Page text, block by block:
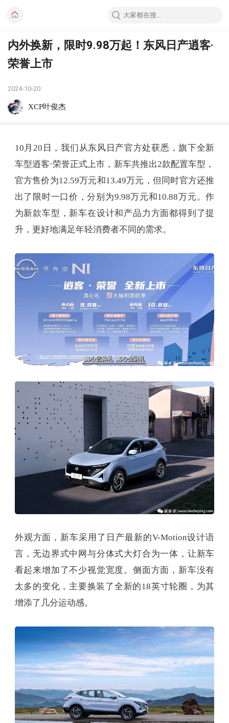
内外换新，限时9.98万起！东风日产逍客·
荣誉上市
2024-10-20
XCP叶俊杰
10月20日，我们从东风日产官方处获悉，旗下全新
车型逍客·荣誉正式上市，新车共推出2款配置车型，
官方售价为12.59万元和13.49万元，但同时官方还推
出了限时一口价，分别为9.98万元和10.88万元。作
为新款车型，新车在设计和产品力方面都得到了提
升，更好地满足年轻消费者不同的需求。
外观方面，新车采用了日产最新的V-Motion设计语
言，无边界式中网与分体式大灯合为一体，让新车
看起来增加了不少视觉宽度。侧面方面，新车没有
太多的变化，主要换装了全新的18英寸轮圈，为其
增添了几分运动感。